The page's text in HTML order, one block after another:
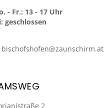
- Fr.: 13 - 17 Uhr
geschlossen
2